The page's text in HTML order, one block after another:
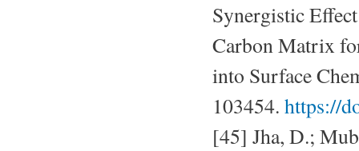
Synergistic
Carbon Matrix
into Surface
103454. https://
[45] Jha, D.;